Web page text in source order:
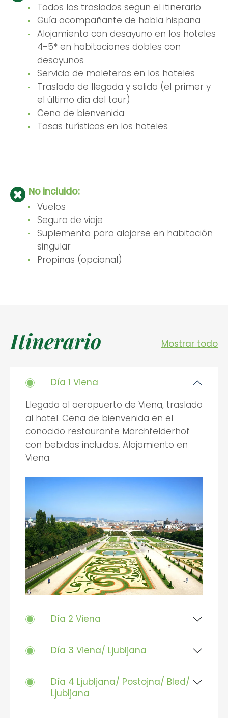
Todos los traslados segun el itinerario
Guía acompañante de habla hispana
Alojamiento con desayuno en los hoteles
4-5* en habitaciones dobles con
desayunos
Servicio de maleteros en los hoteles
Traslado de llegada y salida (el primer y
el último día del tour)
Cena de bienvenida
Tasas turísticas en los hoteles
No incluido:
Vuelos
Seguro de viaje
Suplemento para alojarse en habitación
singular
Propinas (opcional)
Itinerario Mostrar todo
Día 1 Viena
Llegada al aeropuerto de Viena, traslado
al hotel. Cena de bienvenida en el
conocido restaurante Marchfelderhof
con bebidas incluidas. Alojamiento en
Viena.
Día 2 Viena
Día 3 Viena/ Ljubljana
Día 4 Ljubljana/ Postojna/ Bled/
Ljubljana